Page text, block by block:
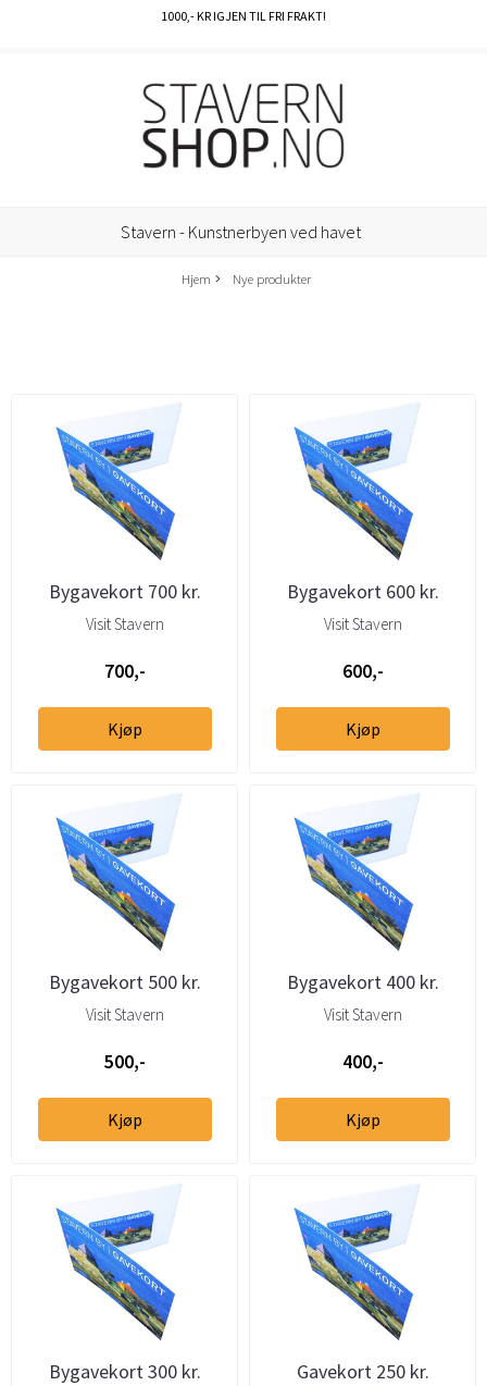
1000,- KR IGJEN TIL FRI FRAKT!
Stavern - Kunstnerbyen ved havet
Hjem Nye produkter
Bygavekort 700 kr.
Visit Stavern
700,-
Kjøp
Bygavekort 600 kr.
Visit Stavern
600,-
Kjøp
Bygavekort 500 kr.
Visit Stavern
500,-
Kjøp
Bygavekort 400 kr.
Visit Stavern
400,-
Kjøp
Bygavekort 300 kr. Gavekort 250 kr.